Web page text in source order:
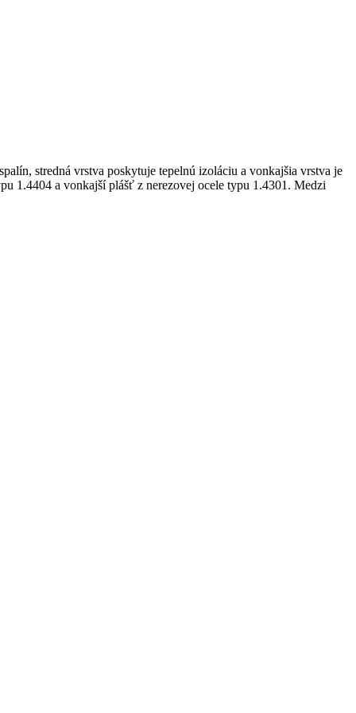
stredná vrstva poskytuje tepelnú izoláciu a vonkajšia vrstva je
1.4404 a vonkajší plášť z nerezovej ocele typu 1.4301. Medzi